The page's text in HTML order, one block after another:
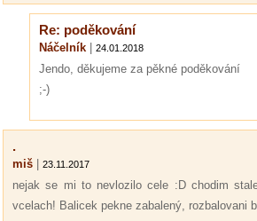
Re: poděkování
Náčelník 24.01.2018
Jendo, děkujeme za pěkné poděkování
;-)
.
miš 23.11.2017
nejak se mi to nevlozilo cele :D chodim
vcelach! Balicek pekne zabalený, rozbalovani